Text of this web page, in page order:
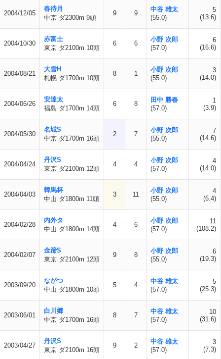
2004/12/05
春待月
中京 ダ2300m 9頭
9 9
中谷 雄太
(55.0)
5
(13.6)
2004/10/30
赤富士
東京 ダ2100m 10頭
6 6
小野 次郎
(57.0)
6
(16.6)
2004/08/21
大雪H
札幌 ダ1700m 10頭
8 1
小野 次郎
(55.0)
3
(14.0)
2004/06/26
安達太
福島 ダ1700m 14頭
6 8
田中 勝春
(57.0)
1
(3.9)
2004/05/30
名城S
中京 ダ1700m 16頭
2 7
小野 次郎
(55.0)
7
(14.6)
2004/04/24
丹沢S
東京 ダ2100m 12頭
4 4
小野 次郎
(57.0)
4
(14.0)
2004/04/03
韓馬杯
中山 ダ1800m 11頭
3 11
小野 次郎
(55.0)
4
(6.4)
2004/02/28
内外タ
中山 ダ1800m 14頭
4 6
小野 次郎
(57.0)
11
(108.2)
2004/02/07
金蹄S
東京 ダ2100m 12頭
9 8
小野 次郎
(55.0)
6
(19.3)
2003/09/20
ながつ
中山 ダ1800m 10頭
5 4
中谷 雄太
(57.0)
5
(25.3)
2003/06/01
白川郷
中京 ダ1700m 16頭
8 7
中谷 雄太
(57.0)
10
(31.6)
2003/04/27
丹沢S
東京 ダ2100m 16頭
9 2
中谷 雄太
(57.0)
3
(7.3)